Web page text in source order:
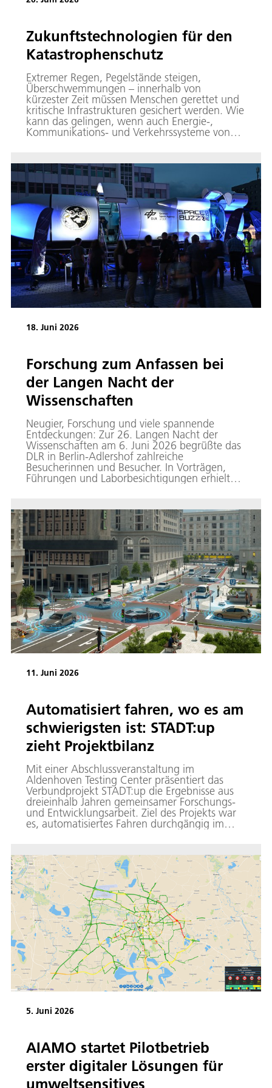
Zukunftstechnologien für den
Katastrophenschutz
Extremer Regen, Pegelstände steigen,
Überschwemmungen – innerhalb von
kürzester Zeit müssen Menschen gerettet und
kritische Infrastrukturen gesichert werden. Wie
kann das gelingen, wenn auch Energie-,
Kommunikations- und Verkehrssysteme von
Lageinformationen bereit? 16 DLR-Institute
haben jetzt gezeigt, wie neue Technologien die
Prozesse im Katastrophenschutz stärken und
verbessern können.
18. Juni 2026
Forschung zum Anfassen bei
der Langen Nacht der
Wissenschaften
Neugier, Forschung und viele spannende
Entdeckungen: Zur 26. Langen Nacht der
Wissenschaften am 6. Juni 2026 begrüßte das
DLR in Berlin-Adlershof zahlreiche
Besucherinnen und Besucher. In Vorträgen,
Führungen und Laborbesichtigungen erhielten
11. Juni 2026
Automatisiert fahren, wo es am
schwierigsten ist: STADT:up
zieht Projektbilanz
Mit einer Abschlussveranstaltung im
Aldenhoven Testing Center präsentiert das
Verbundprojekt STADT:up die Ergebnisse aus
dreieinhalb Jahren gemeinsamer Forschungs-
und Entwicklungsarbeit. Ziel des Projekts war
es, automatisiertes Fahren durchgängig im
zu entlasten – bei wechselnden
Umgebungsbedingungen und in komplexen
Verkehrssituationen.
5. Juni 2026
AIAMO startet Pilotbetrieb
erster digitaler Lösungen für
umweltsensitives